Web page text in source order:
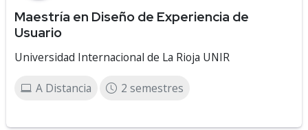
Maestría en Diseño de Experiencia de
Usuario
Universidad Internacional de La Rioja UNIR
A Distancia 2 semestres